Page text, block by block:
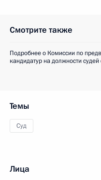
Смотрите также
Подробнее о Комиссии по
кандидатур на должности
Темы
Суд
Лица